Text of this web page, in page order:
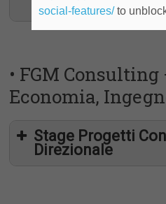
Direzionale
• FGM
Economia,
Stage Progetti
Direzionale
social-features/to